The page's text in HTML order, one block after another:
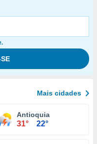
Mais cidades
Antioquia
31° 22°